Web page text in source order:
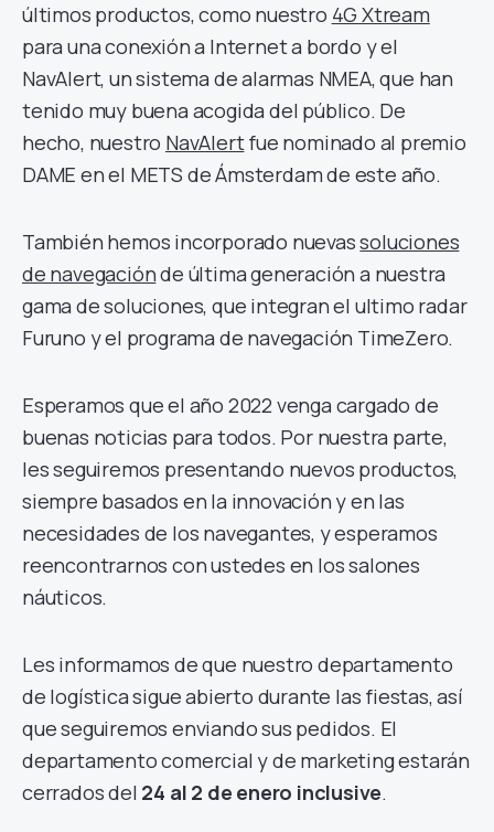
últimos productos, como nuestro 4G Xtream
para una conexión a Internet a bordo y el
NavAlert, un sistema de alarmas NMEA, que han
tenido muy buena acogida del público. De
hecho, nuestro NavAlertfue nominado al premio
DAME en el METS de Ámsterdam de este año.
También hemos incorporado nuevassoluciones
de navegaciónde última generación a nuestra
gama de soluciones, que integran el ultimo radar
Furuno y el programa de navegación TimeZero.
Esperamos que el año 2022 venga cargado de
buenas noticias para todos. Por nuestra parte,
les seguiremos presentando nuevos productos,
siempre basados en la innovación y en las
necesidades de los navegantes, y esperamos
reencontrarnos con ustedes en los salones
náuticos.
Les informamos de que nuestro departamento
de logística sigue abierto durante las fiestas, así
que seguiremos enviando sus pedidos. El
departamento comercial y de marketing estarán
cerrados del 24 al 2 de enero inclusive.